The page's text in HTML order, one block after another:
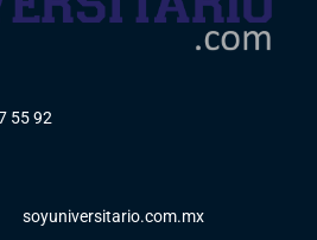
55 92
soyuniversitario.com.mx